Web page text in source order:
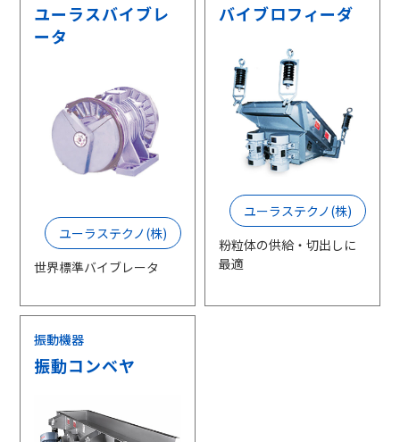
ユーラスバイブレ
ータ
ユーラステクノ(株)
世界標準バイブレータ
バイブロフィーダ
ユーラステクノ(株)
粉粒体の供給・切出しに
最適
振動機器
振動コンベヤ